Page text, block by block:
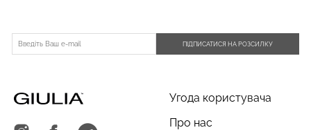
ПІДПИСАТИСЯ НА РОЗСИЛКУ
Угода користувача
Про нас